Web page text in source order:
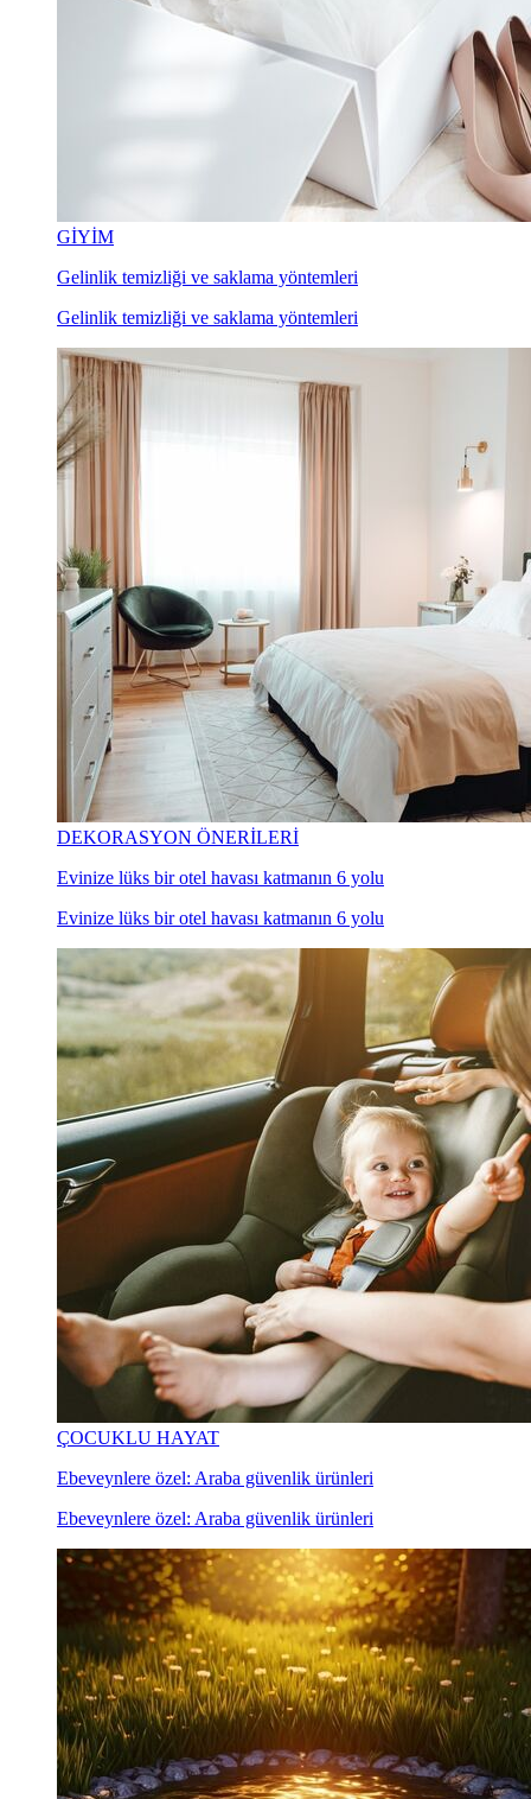
GİYİM
Gelinlik temizliği ve saklama yöntemleri
Gelinlik temizliği ve saklama yöntemleri
DEKORASYON ÖNERİLERİ
Evinize lüks bir otel havası katmanın 6 yolu
Evinize lüks bir otel havası katmanın 6 yolu
ÇOCUKLU HAYAT
Ebeveynlere özel: Araba güvenlik ürünleri
Ebeveynlere özel: Araba güvenlik ürünleri